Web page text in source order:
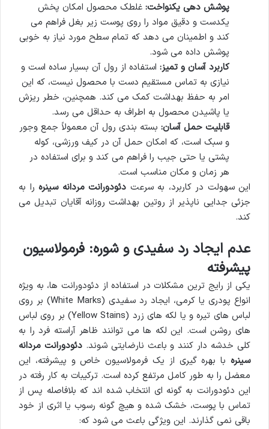
پوشش دهی یکنواخت: غلطک محصول امکان پخش
یکدست و دقیق مواد را روی پوست زیر بغل فراهم می
کند و اطمینان می دهد که تمام سطح مورد نیاز به خوبی
پوشش داده می شود.
کاربرد آسان و تمیز: استفاده از رول آن بسیار ساده است و
نیازی به تماس مستقیم دست با محصول نیست، که این
امر به حفظ بهداشت کمک می کند. همچنین، خطر ریزش
یا پاشیدن محصول به اطراف به حداقل می رسد.
قابلیت حمل آسان: بسته بندی رول آن معمولاً جمع وجور
و سبک است، که امکان حمل آن در کیف ورزشی، کوله
پشتی یا حتی جیب را فراهم می کند و برای استفاده در
هر زمان و مکان مناسب است.
این سهولت در کاربرد، به سرعت دئودورانت مردانه سینره را به
جزئی جدایی ناپذیر از روتین بهداشت روزانه آقایان تبدیل می
کند.
عدم ایجاد رد سفیدی و شوره: فرمولاسیون
پیشرفته
یکی از رایج ترین مشکلات در استفاده از دئودورانت ها، به ویژه
انواع پودری یا کرمی، ایجاد رد سفیدی (White Marks) بر روی
لباس های تیره و یا لکه های زرد (Yellow Stains) بر روی لباس
های روشن است. این لکه ها می توانند ظاهر آراسته فرد را به
کلی خدشه دار کنند و باعث نارضایتی شوند.دئودورانت مردانه
سینره با بهره گیری از یک فرمولاسیون خاص و پیشرفته، این
معضل را به طور کامل مرتفع کرده است. ترکیبات به کار رفته در
این دئودورانت به گونه ای انتخاب شده اند که بلافاصله پس از
تماس با پوست، خشک شده و هیچ گونه رسوب یا اثری از خود
باقی نمی گذارند. این ویژگی باعث می شود که: